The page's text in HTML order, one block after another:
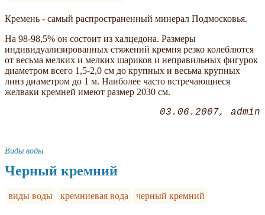
Кремень - самый распространенный минерал Подмосковья.
На 98-98,5% он состоит из халцедона. Размеры
индивидуализированных стяжений кремня резко колеблются
от весьма мелких и мелких шариков и неправильных фигурок
диаметром всего 1,5-2,0 см до крупных и весьма крупных
линз диаметром до 1 м. Наиболее часто встречающиеся
желваки кремней имеют размер 2030 см.
03.06.2007 admin
Виды воды
Черный кремний
виды воды кремниевая вода черный кремний